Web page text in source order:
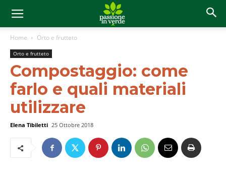
Home Orto e frutteto
Orto e frutteto
Compostaggio: come
farlo e quali materiali
utilizzare
Elena Tibiletti 25 Ottobre 2018